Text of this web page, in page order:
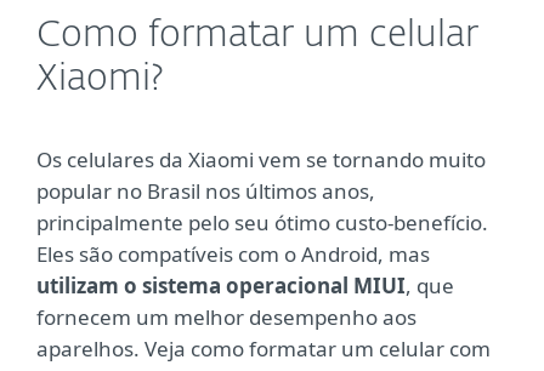
Como formatar um celular
Xiaomi?
Os celulares da Xiaomi vem se tornando muito
popular no Brasil nos últimos anos,
principalmente pelo seu ótimo custo-benefício.
Eles são compatíveis com o Android, mas
utilizam o sistema operacional MIUI, que
fornecem um melhor desempenho aos
aparelhos. Veja como formatar um celular com